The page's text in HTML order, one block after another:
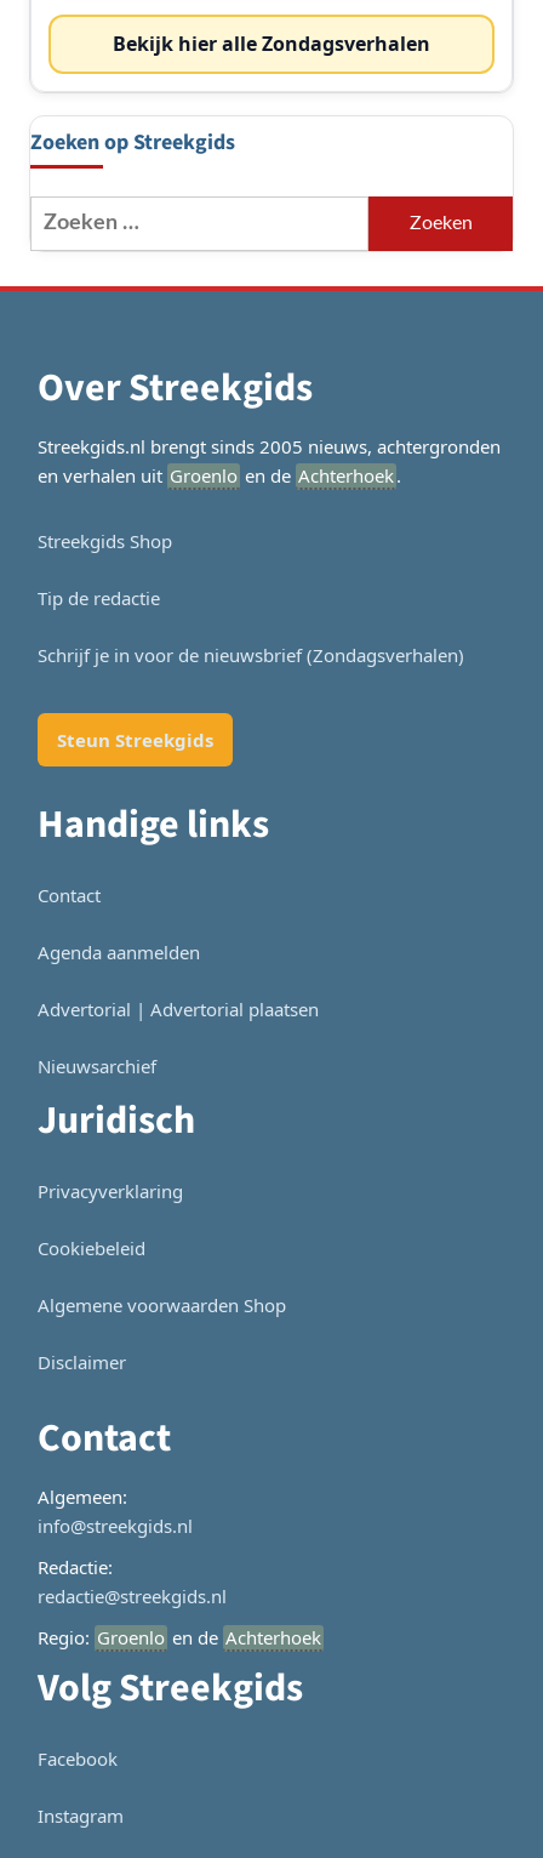
Bekijk hier alle Zondagsverhalen
Zoeken op Streekgids
Zoeken
naar:
Over Streekgids
Streekgids.nl brengt sinds 2005 nieuws, achtergronden
en verhalen uit Groenlo en de Achterhoek.
Streekgids Shop
Tip de redactie
Schrijf je in voor de nieuwsbrief (Zondagsverhalen)
Steun Streekgids
Handige links
Contact
Agenda aanmelden
Advertorial | Advertorial plaatsen
Nieuwsarchief
Juridisch
Privacyverklaring
Cookiebeleid
Algemene voorwaarden Shop
Disclaimer
Contact
Algemeen:
info@streekgids.nl
Redactie:
redactie@streekgids.nl
Regio: Groenlo en de Achterhoek
Volg Streekgids
Facebook
Instagram